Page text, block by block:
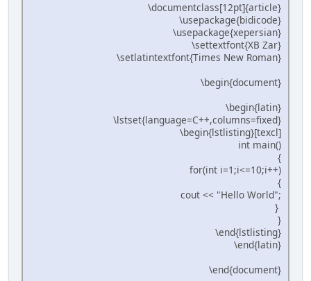
\documentclass[12pt]{article}
\usepackage{bidicode}
\usepackage{xepersian}
\settextfont{XB Zar}
\setlatintextfont{Times New Roman}
\begin{document}
\begin{latin}
\lstset{language=C++,columns=fixed}
\begin{lstlisting}[texcl]
int main()
{
for(int i=1;i<=10;i++)
{
cout << "Hello World";
}
}
\end{lstlisting}
\end{latin}
\end{document}